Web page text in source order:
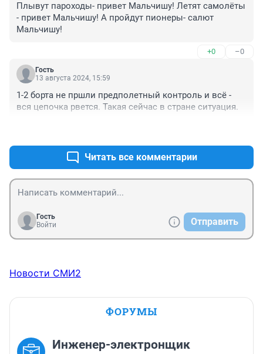
Плывут пароходы- привет Мальчишу! Летят самолёты
- привет Мальчишу! А пройдут пионеры- салют
Мальчишу!
+0 –0
Гость
13 августа 2024, 15:59
1-2 борта не пршли предполетный контроль и всё -
вся цепочка рвется. Такая сейчас в стране ситуация.
Читать все комментарии
Гость
Войти
Отправить
Новости СМИ2
ФОРУМЫ
Инженер-электронщик